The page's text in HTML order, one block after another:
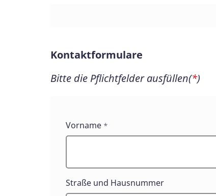
Kontaktformulare
Bitte die Pflichtfelder ausfüllen(*)
Kontaktformulare
Vorname *
Straße und Hausnummer